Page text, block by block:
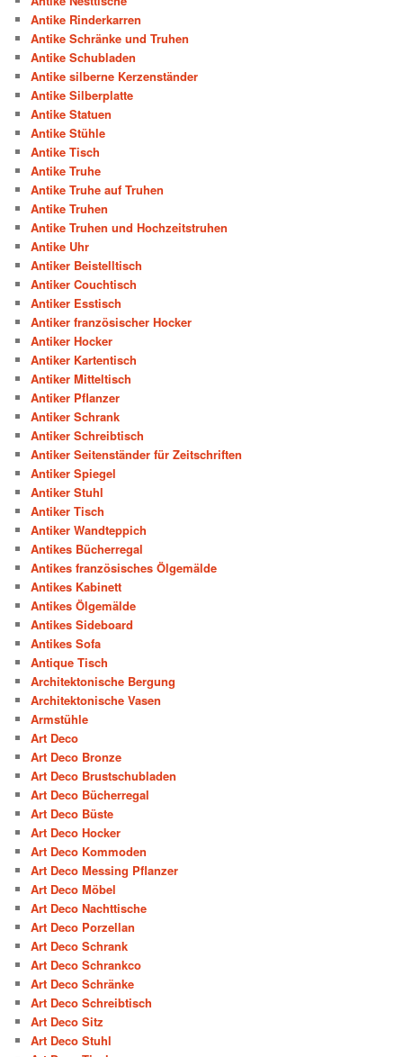
Antike Rinderkarren
Antike Schränke und Truhen
Antike Schubladen
Antike silberne Kerzenständer
Antike Silberplatte
Antike Statuen
Antike Stühle
Antike Tisch
Antike Truhe
Antike Truhe auf Truhen
Antike Truhen
Antike Truhen und Hochzeitstruhen
Antike Uhr
Antiker Beistelltisch
Antiker Couchtisch
Antiker Esstisch
Antiker französischer Hocker
Antiker Hocker
Antiker Kartentisch
Antiker Mitteltisch
Antiker Pflanzer
Antiker Schrank
Antiker Schreibtisch
Antiker Seitenständer für Zeitschriften
Antiker Spiegel
Antiker Stuhl
Antiker Tisch
Antiker Wandteppich
Antikes Bücherregal
Antikes französisches Ölgemälde
Antikes Kabinett
Antikes Ölgemälde
Antikes Sideboard
Antikes Sofa
Antique Tisch
Architektonische Bergung
Architektonische Vasen
Armstühle
Art Deco
Art Deco Bronze
Art Deco Brustschubladen
Art Deco Bücherregal
Art Deco Büste
Art Deco Hocker
Art Deco Kommoden
Art Deco Messing Pflanzer
Art Deco Möbel
Art Deco Nachttische
Art Deco Porzellan
Art Deco Schrank
Art Deco Schrankco
Art Deco Schränke
Art Deco Schreibtisch
Art Deco Sitz
Art Deco Stuhl